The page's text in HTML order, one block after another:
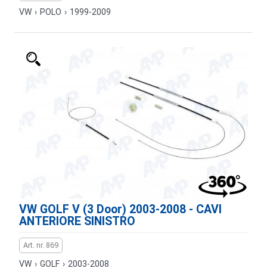
VW › POLO › 1999-2009
VW GOLF V (3 Door) 2003-2008 - CAVI
ANTERIORE SINISTRO
Art. nr. 869
VW › GOLF › 2003-2008